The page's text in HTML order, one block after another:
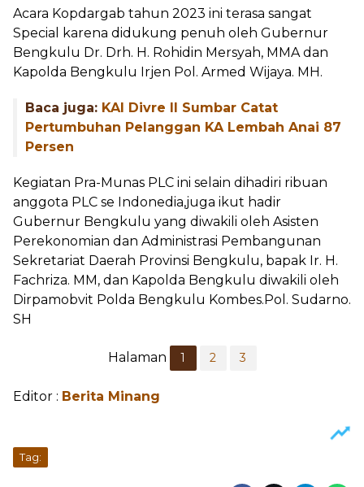
Acara Kopdargab tahun 2023 ini terasa sangat
Special karena didukung penuh oleh Gubernur
Bengkulu Dr. Drh. H. Rohidin Mersyah, MMA dan
Kapolda Bengkulu Irjen Pol. Armed Wijaya. MH.
Baca juga: KAI Divre II Sumbar Catat
Pertumbuhan Pelanggan KA Lembah Anai 87
Persen
Kegiatan Pra-Munas PLC ini selain dihadiri ribuan
anggota PLC se Indonedia,juga ikut hadir
Gubernur Bengkulu yang diwakili oleh Asisten
Perekonomian dan Administrasi Pembangunan
Sekretariat Daerah Provinsi Bengkulu, bapak Ir. H.
Fachriza. MM, dan Kapolda Bengkulu diwakili oleh
Dirpamobvit Polda Bengkulu Kombes.Pol. Sudarno.
SH
Halaman 1 2 3
Editor : Berita Minang
Tag: